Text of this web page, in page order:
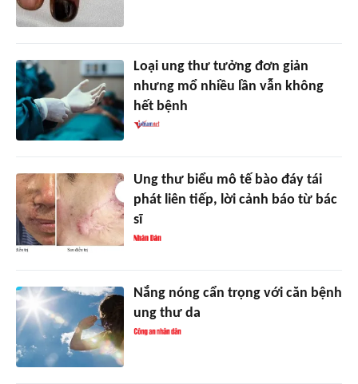
Loại ung thư tưởng đơn giản
nhưng mổ nhiều lần vẫn không
hết bệnh
Ung thư biểu mô tế bào đáy tái
phát liên tiếp, lời cảnh báo từ bác
sĩ
Nắng nóng cẩn trọng với căn bệnh
ung thư da